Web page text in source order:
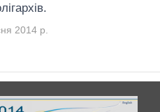
2014 р.